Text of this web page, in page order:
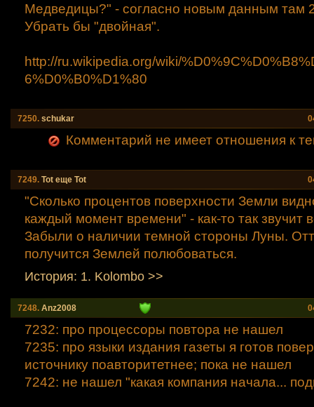
Медведицы?" - согласно новым данным там
Убрать бы "двойная".
http://ru.wikipedia.org/wiki/
6%D0%B0%D1%80
7250. schukar
Комментарий не имеет отношения к
7249. Tot еще Tot
"Сколько процентов поверхности Земли
каждый момент времени" - как-то так звучит
Забыли о наличии темной стороны Луны.
получится Землей полюбоваться.
История: 1. Kolombo >>
7248. Anz2008
7232: про процессоры повтора не нашел
7235: про языки издания газеты я готов
источнику поавторитетнее; пока не нашел
7242: не нашел "какая компания начала...